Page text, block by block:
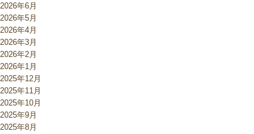
2026年6月
2026年5月
2026年4月
2026年3月
2026年2月
2026年1月
2025年12月
2025年11月
2025年10月
2025年9月
2025年8月